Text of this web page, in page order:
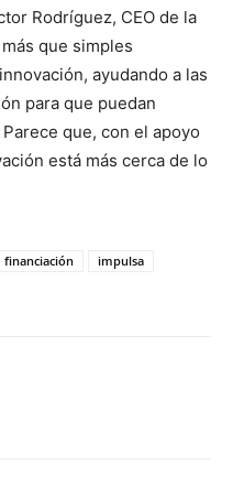
Rodríguez, CEO de la
que simples
ayudando a las
para que puedan
que, con el apoyo
está más cerca de lo
financiación
impulsa